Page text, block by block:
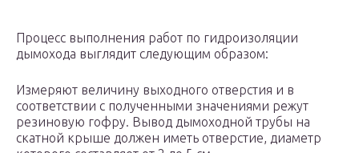
Процесс выполнения работ по гидроизоляции
дымохода выглядит следующим образом:
Измеряют величину выходного отверстия и в
соответствии с полученными значениями режут
резиновую гофру. Вывод дымоходной трубы на
скатной крыше должен иметь отверстие, диаметр